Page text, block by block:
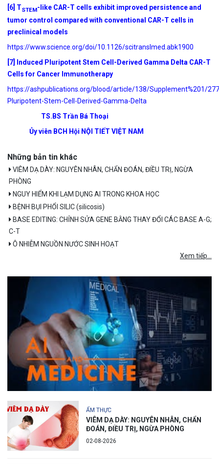
[6] TSTEM-like CAR-T cells exhibit improved persistence and
tumor control compared with conventional CAR-T cells in
preclinical models
https://www.science.org/doi/10.1126/scitranslmed.abk1900
[7] Induced Pluripotent Stem Cell-Derived Gamma Delta CAR-T
Cells for Cancer Immunotherapy
https://ashpublications.org/blood/article/138/Supplement%201/
Pluripotent-Stem-Cell-Derived-Gamma-Delta
TS.BS Trần Bá Thoại
Ủy viên BCH Hội NỘI TIẾT VIỆT NAM
Những bản tin khác
VIÊM DẠ DÀY: NGUYÊN NHÂN, CHẨN ĐOÁN, ĐIỀU TRỊ, NGỪA
PHÒNG
NGUY HIỂM KHI LẠM DỤNG AI TRONG KHOA HỌC
BỆNH BỤI PHỔI SILIC (silicosis)
BASE EDITING: CHỈNH SỬA GENE BẰNG THAY ĐỔI CÁC BASE A-G;
C-T
Ô NHIỄM NGUỒN NƯỚC SINH HOẠT
Xem tiếp...
ẨM THỰC
VIÊM DẠ DÀY: NGUYÊN NHÂN, CHẨN
ĐOÁN, ĐIỀU TRỊ, NGỪA PHÒNG
02-08-2026